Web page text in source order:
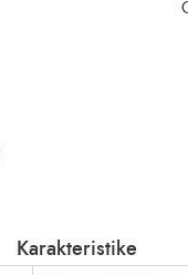
Karakteristike